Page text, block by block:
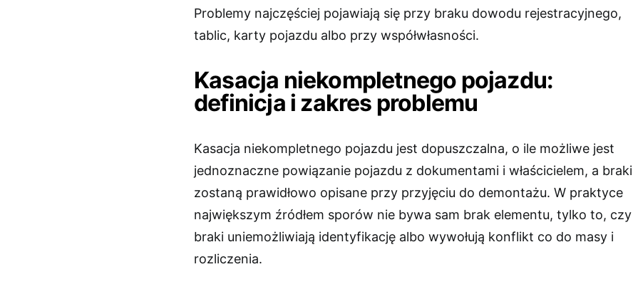
Problemy najczęściej pojawiają się przy braku dowodu rejestracyjnego,
tablic, karty pojazdu albo przy współwłasności.
Kasacja niekompletnego pojazdu:
definicja i zakres problemu
Kasacja niekompletnego pojazdu jest dopuszczalna, o ile możliwe jest
jednoznaczne powiązanie pojazdu z dokumentami i właścicielem, a braki
zostaną prawidłowo opisane przy przyjęciu do demontażu. W praktyce
największym źródłem sporów nie bywa sam brak elementu, tylko to, czy
braki uniemożliwiają identyfikację albo wywołują konflikt co do masy i
rozliczenia.